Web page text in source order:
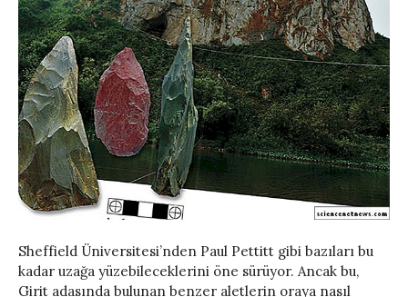
Sheffield Üniversitesi’nden Paul Pettitt gibi bazıları bu
kadar uzağa yüzebileceklerini öne sürüyor. Ancak bu,
Girit adasında bulunan benzer aletlerin oraya nasıl